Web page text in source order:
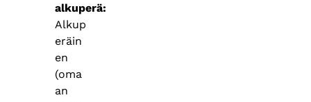
alkuperä
Alkup
eräin
en
(oma
an